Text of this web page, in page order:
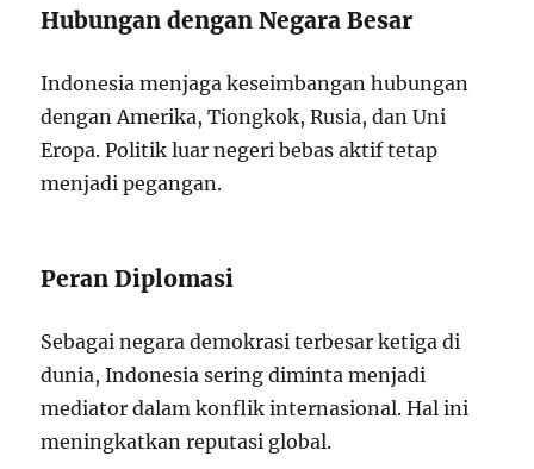
Hubungan dengan Negara Besar
Indonesia menjaga keseimbangan hubungan
dengan Amerika, Tiongkok, Rusia, dan Uni
Eropa. Politik luar negeri bebas aktif tetap
menjadi pegangan.
Peran Diplomasi
Sebagai negara demokrasi terbesar ketiga di
dunia, Indonesia sering diminta menjadi
mediator dalam konflik internasional. Hal ini
meningkatkan reputasi global.